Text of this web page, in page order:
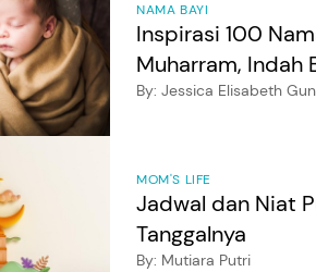
NAMA BAYI
Inspirasi 100
Muharram, Indah
By: Jessica Elisabeth
MOM'S LIFE
Jadwal dan Niat
Tanggalnya
By: Mutiara Putri